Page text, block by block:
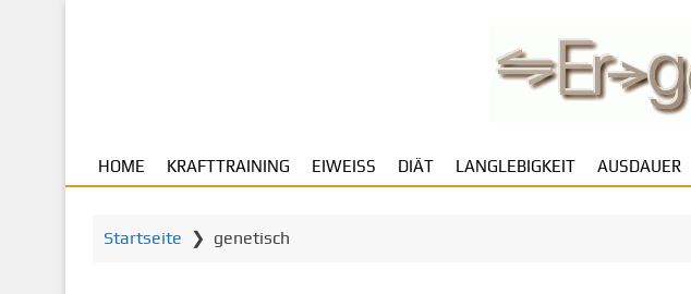
t
HOME KRAFTTRAINING EIWEISS DIÄT LANGLEBIGKEIT AUSDAUER
Startseite ❯ genetisch